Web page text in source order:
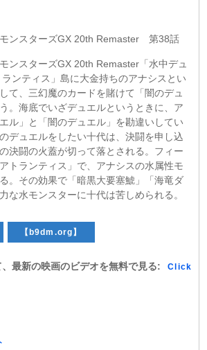
ンスターズGX 20th Remaster 第38話
スターズGX 20th Remaster「水中デュ
ンティス」島に大金持ちのアナシスとい
て、三幻魔のカードを賭けて「闇のデュ
。海底でいざデュエルというときに、ア
ル」と「闇のデュエル」を勘違いしてい
デュエルをしたい十代は、決闘を申し込
決闘の火蓋が切って落とされる。フィー
トランティス」で、アナシスの水属性モ
。その効果で「暗黒大要塞鯱」「海竜ダ
な水モンスターに十代は苦しめられる。
【b9dm.org】
最新の映画のビデオを無料で見る:
Click